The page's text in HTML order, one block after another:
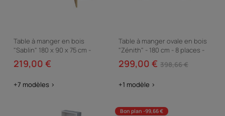
Table à manger en bois
"Sablin" 180 x 90 x 75 cm -
Chêne de Cadix
219,00 €
+7 modèles >
Table à manger ovale en bois
"Zénith" - 180 cm - 8 places -
Beige
299,00 € 398,66 €
+1 modèle >
Bon plan -99,66 €